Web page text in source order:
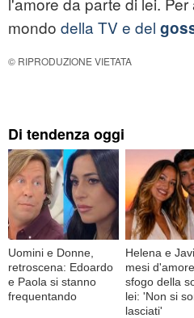
mondo della TV e del
© RIPRODUZIONE VIETATA
Di tendenza oggi
Uomini e Donne,
retroscena: Edoardo
e Paola si stanno
frequentando
Helena e
mesi
sfogo della
lei: 'Non si
lasciati'